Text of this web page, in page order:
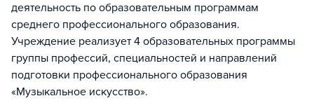
деятельность по образовательным программам
среднего профессионального образования.
Учреждение реализует 4 образовательных программы
группы профессий, специальностей и направлений
подготовки профессионального образования
«Музыкальное искусство».